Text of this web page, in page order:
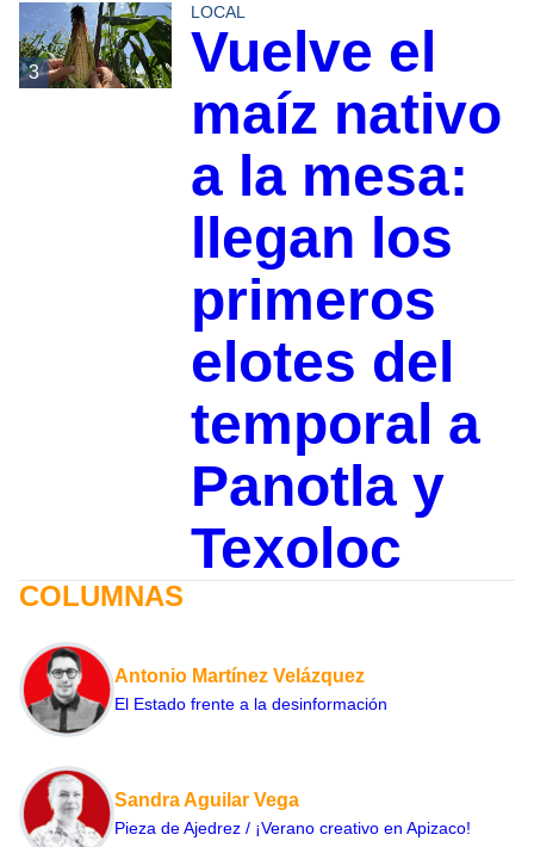
3
LOCAL
Vuelve el
maíz nativo
a la mesa:
llegan los
primeros
elotes del
temporal a
Panotla y
Texoloc
COLUMNAS
Antonio Martínez Velázquez
El Estado frente a la desinformación
Sandra Aguilar Vega
Pieza de Ajedrez / ¡Verano creativo en Apizaco!